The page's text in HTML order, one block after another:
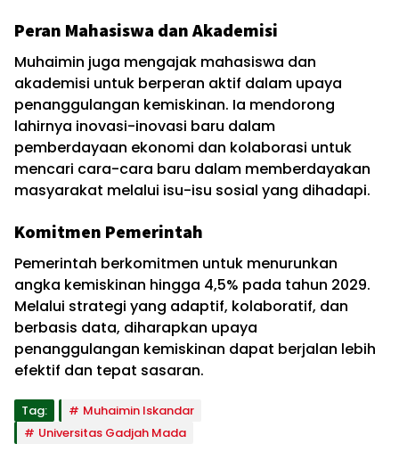
Peran Mahasiswa dan Akademisi
Muhaimin juga mengajak mahasiswa dan
akademisi untuk berperan aktif dalam upaya
penanggulangan kemiskinan. Ia mendorong
lahirnya inovasi-inovasi baru dalam
pemberdayaan ekonomi dan kolaborasi untuk
mencari cara-cara baru dalam memberdayakan
masyarakat melalui isu-isu sosial yang dihadapi.
Komitmen Pemerintah
Pemerintah berkomitmen untuk menurunkan
angka kemiskinan hingga 4,5% pada tahun 2029.
Melalui strategi yang adaptif, kolaboratif, dan
berbasis data, diharapkan upaya
penanggulangan kemiskinan dapat berjalan lebih
efektif dan tepat sasaran.
Tag:
Muhaimin Iskandar
Universitas Gadjah Mada